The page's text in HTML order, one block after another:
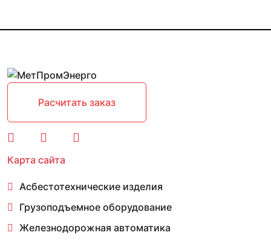
Расчитать заказ
Карта сайта
Асбестотехнические изделия
Грузоподъемное оборудование
Железнодорожная автоматика